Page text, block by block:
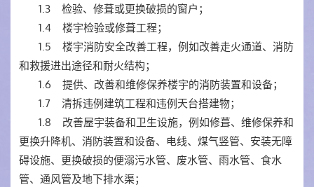
1.3 检验、修葺或更换破损的窗户；
1.4 楼宇检验或修葺工程；
1.5 楼宇消防安全改善工程，例如改善走火通道、消防
和救援进出途径和耐火结构；
1.6 提供、改善和维修保养楼宇的消防装置和设备；
1.7 清拆违例建筑工程和违例天台搭建物；
1.8 改善屋宇装备和卫生设施，例如修葺、维修保养和
更换升降机、消防装置和设备、电线、煤气竖管、安装无障
碍设施、更换破损的便溺污水管、废水管、雨水管、食水
管、通风管及地下排水渠；